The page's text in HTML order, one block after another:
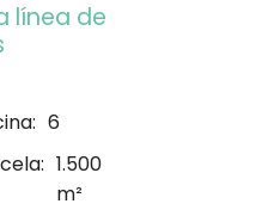
línea de
6
1.500
m²